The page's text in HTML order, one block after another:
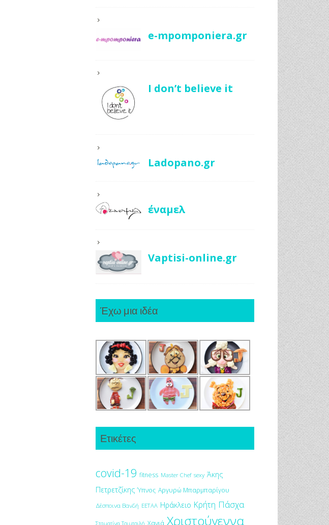
e-mpomponiera.gr
I don’t believe it
Ladopano.gr
έναμελ
Vaptisi-online.gr
Έχω μια ιδέα
Ετικέτες
covid-19 fitness Master Chef sexy Άκης
Πετρετζίκης Ύπνος Αργυρώ Μπαρμπαρίγου
Δέσποινα Βανδή ΕΕΤΑΑ Ηράκλειο Κρήτη Πάσχα
Σταματίνα Τσιμτσιλή Χανιά Χριστούγεννα